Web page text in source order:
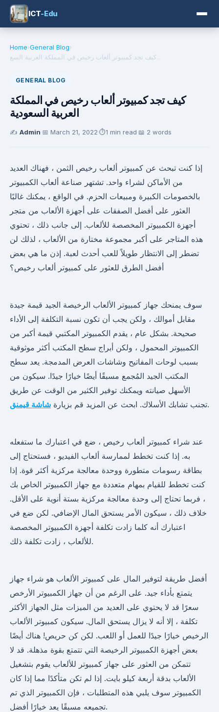
ICT-Edu
Home›General Blog›
كيف تجد كمبيوتر ألعاب رخيص في المملكة العربية السع...
GENERAL BLOG
كيف تجد كمبيوتر ألعاب رخيص في المملكة
العربية السعودية
✍️ Admin·📅 March 21, 2022·⏱️1 min read·📖 2 words
إذا كنت تبحث عن كمبيوتر ألعاب رخيص الثمن ، فهناك العديد
من الأماكن لشراء واحد. تشتهر صناعة ألعاب الكمبيوتر
بالخصومات الكبيرة ومبيعات الحزم. في الواقع ، يمكنك غالبًا
العثور على أفضل الصفقات على أجهزة الألعاب من متجر
أجهزة الكمبيوتر المخصصة للألعاب. إلى جانب ذلك ، تحتوي
هذه المتاجر على أكبر مجموعة مختارة من الألعاب ، لذلك لن
تضطر إلى الانتظار طويلاً للعب أحدث لعبة. إذن ما هي بعض
أفضل الطرق للعثور على كمبيوتر ألعاب رخيص؟
سوف يمنحك جهاز كمبيوتر الألعاب الرخيصة الجيد قيمة جيدة
مقابل أموالك ، ولكن يجب أن تكون نسبة التكلفة إلى الأداء
صحيحة. بشكل عام ، يقدم الكمبيوتر المكتبي قيمة أكبر من
الكمبيوتر المحمول ، ولكن أبراج سطح المكتب أكثر موثوقية
بسبب لوحات المفاتيح وشاشات العرض المدمجة. يعد سطح
المكتب الجيد المُجمع مسبقًا أيضًا خيارًا جيدًا. سيكون من
الأسهل صيانته ويمكنك توفير الكثير من الوقت عن طريق
تجنب تشابك الأسلاك. ابحث عن المزيد قم بزيارة شاشة قيمنق .
عند شراء كمبيوتر ألعاب رخيص ، ضع في اعتبارك ما ستفعله
به. إذا كنت تخطط لممارسة ألعاب الفيديو ، فستحتاج إلى
بطاقة رسومات متطورة ووحدة معالجة مركزية أكثر قوة. إذا
كنت تخطط للقيام بمهام متعددة مع جهاز الكمبيوتر الخاص بك
، فربما تحتاج إلى وحدة معالجة مركزية بستة أنوية على الأقل.
خلاف ذلك ، سيكون الأمر يستحق المال الإضافي. لكن ضع في
اعتبارك أنه كلما زادت تكلفة أجهزة الكمبيوتر المخصصة
للألعاب ، زادت تكلفة ذلك.
أفضل طريقة لتوفير المال على كمبيوتر الألعاب هو شراء جهاز
يتمتع بأداء جيد. على الرغم من أن جهاز الكمبيوتر الأرخص
سعرًا قد لا يحتوي على العديد من الميزات مثل الجهاز الأكثر
تكلفة ، إلا أنه لا يزال يستحق المال. سيكون كمبيوتر الألعاب
الرخيص خيارًا جيدًا للعمل أو اللعب. لكن كن حريص! هناك أيضًا
بعض أجهزة الكمبيوتر الرخيصة التي تتمتع بقوة مذهلة. قد لا
تتمكن من العثور على جهاز كمبيوتر للألعاب يقوم بتشغيل
الألعاب بدقة أربعة كيلو بايت. إذا لم تكن متأكدًا مما إذا كان
الكمبيوتر سوف يلبي هذه المتطلبات ، فإن الكمبيوتر الذي تم
تجميعه مسبقًا يعد خيارًا أفضل.